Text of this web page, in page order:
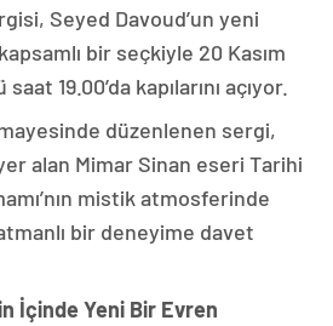
Seyed Davoud’un yeni
bir seçkiyle 20 Kasım
19.00’da kapılarını açıyor.
düzenlenen sergi,
alan Mimar Sinan eseri Tarihi
mistik atmosferinde
bir deneyime davet
İçinde Yeni Bir Evren